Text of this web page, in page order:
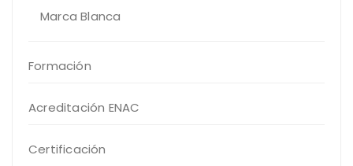
Marca Blanca
Formación
Acreditación ENAC
Certificación